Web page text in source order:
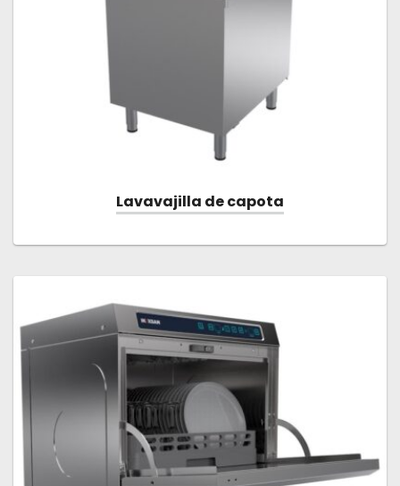
Lavavajilla de capota